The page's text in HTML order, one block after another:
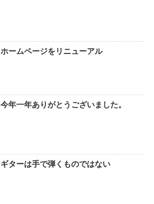
ホームページをリニューアル
今年一年ありがとうございました。
ギターは手で弾くものではない